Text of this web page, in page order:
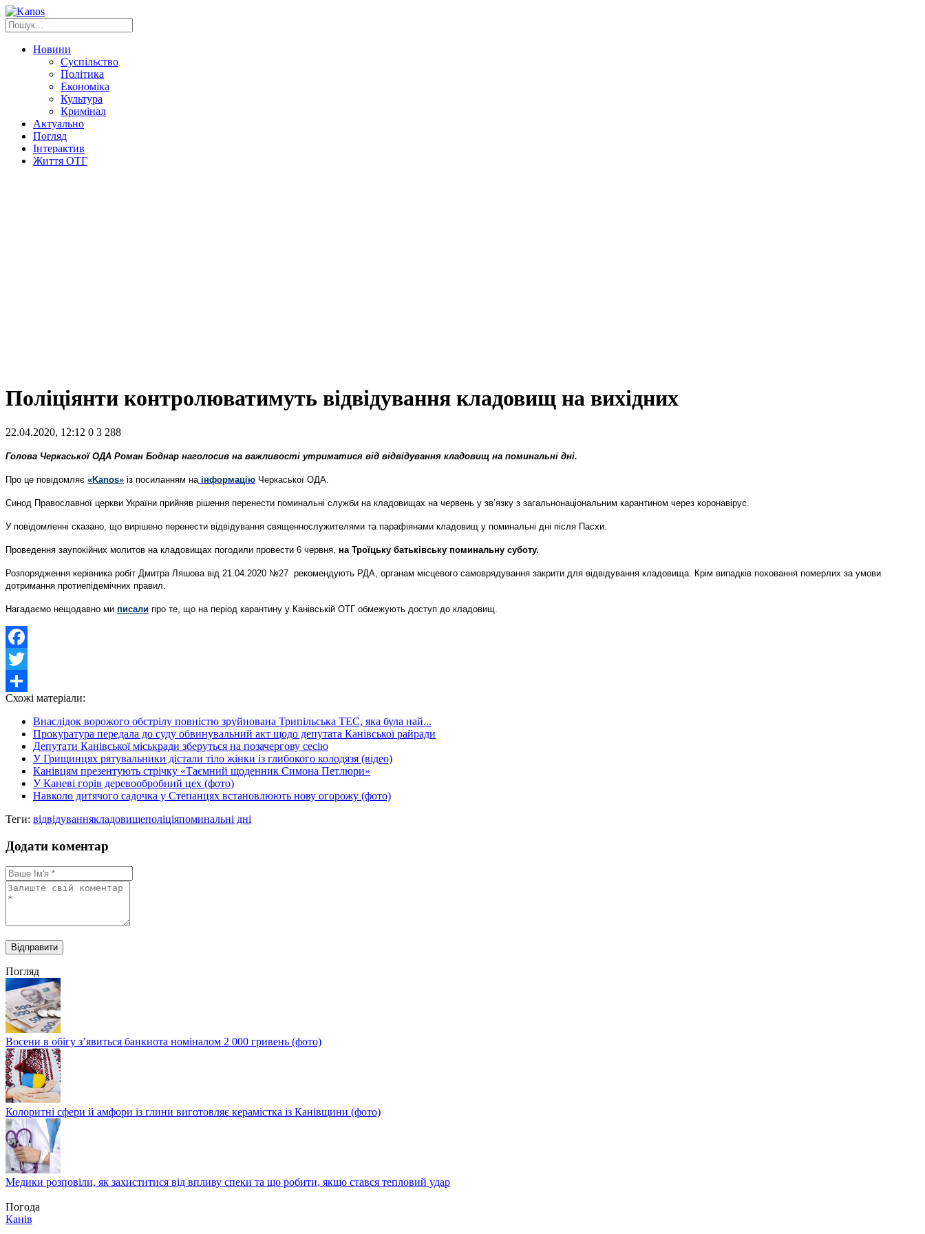
Новини
Суспільство
Політика
Економіка
Культура
Кримінал
Актуально
Погляд
Інтерактив
Життя ОТГ
Поліціянти контролюватимуть відвідування кладовищ на вихідних
22.04.2020, 12:12 0 3 288
Голова Черкаської ОДА Роман Боднар наголосив на важливості утриматися від відвідування кладовищ на поминальні дні.
Про це повідомляє «Kanos» із посиланням на інформацію Черкаської ОДА.
Синод Православної церкви України прийняв рішення перенести поминальні служби на кладовищах на червень у зв’язку з загальнонаціональним карантином через коронавірус.
У повідомленні сказано, що вирішено перенести відвідування священнослужителями та парафіянами кладовищ у поминальні дні після Пасхи.
Проведення заупокійних молитов на кладовищах погодили провести 6 червня, на Троїцьку батьківську поминальну суботу.
Розпорядження керівника робіт Дмитра Ляшова від 21.04.2020 №27 рекомендують РДА, органам місцевого самоврядування закрити для відвідування кладовища. Крім випадків поховання померлих за умови
дотримання протиепідемічних правил.
Нагадаємо нещодавно ми писали про те, що на період карантину у Канівській ОТГ обмежують доступ до кладовищ.
Facebook
Twitter
Share
Схожі матеріали:
Внаслідок ворожого обстрілу повністю зруйнована Трипільська ТЕС, яка була най...
Прокуратура передала до суду обвинувальний акт щодо депутата Канівської райради
Депутати Канівської міськради зберуться на позачергову сесію
У Грищинцях рятувальники дістали тіло жінки із глибокого колодязя (відео)
Канівцям презентують стрічку «Таємний щоденник Симона Петлюри»
У Каневі горів деревообробний цех (фото)
Навколо дитячого садочка у Степанцях встановлюють нову огорожу (фото)
Теги: відвідуваннякладовищеполіціяпоминальні дні
Додати коментар
Погляд
Восени в обігу з’явиться банкнота номіналом 2 000 гривень (фото)
Колоритні сфери й амфори із глини виготовляє керамістка із Канівщини (фото)
Медики розповіли, як захиститися від впливу спеки та що робити, якщо стався тепловий удар
Погода
Канів